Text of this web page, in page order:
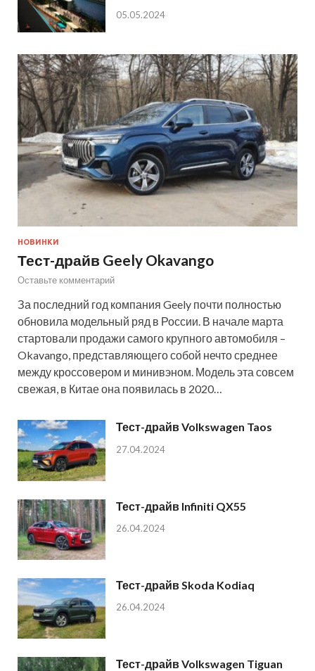
05.05.2024
НОВИНКИ
Тест-драйв Geely Okavango
Оставьте комментарий
За последний год компания Geely почти полностью
обновила модельный ряд в России. В начале марта
стартовали продажи самого крупного автомобиля –
Okavango, представляющего собой нечто среднее
между кроссовером и минивэном. Модель эта совсем
свежая, в Китае она появилась в 2020…
Тест-драйв Volkswagen Taos
27.04.2024
Тест-драйв Infiniti QX55
26.04.2024
Тест-драйв Skoda Kodiaq
26.04.2024
Тест-драйв Volkswagen Tiguan